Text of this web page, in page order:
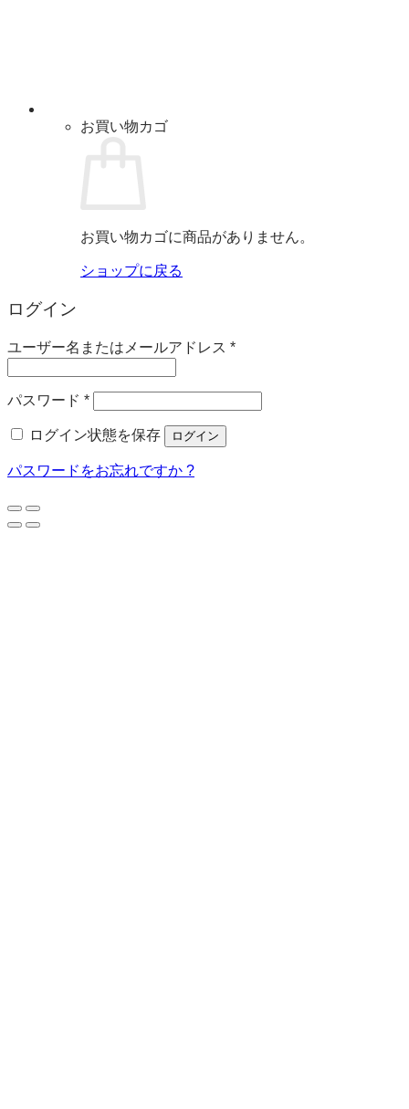
お買い物カゴ
お買い物カゴに商品がありません。
ショップに戻る
ログイン
ユーザー名またはメールアドレス *必
パスワード *必
ログイン状態を保存
ログイン
パスワードをお忘れですか ?